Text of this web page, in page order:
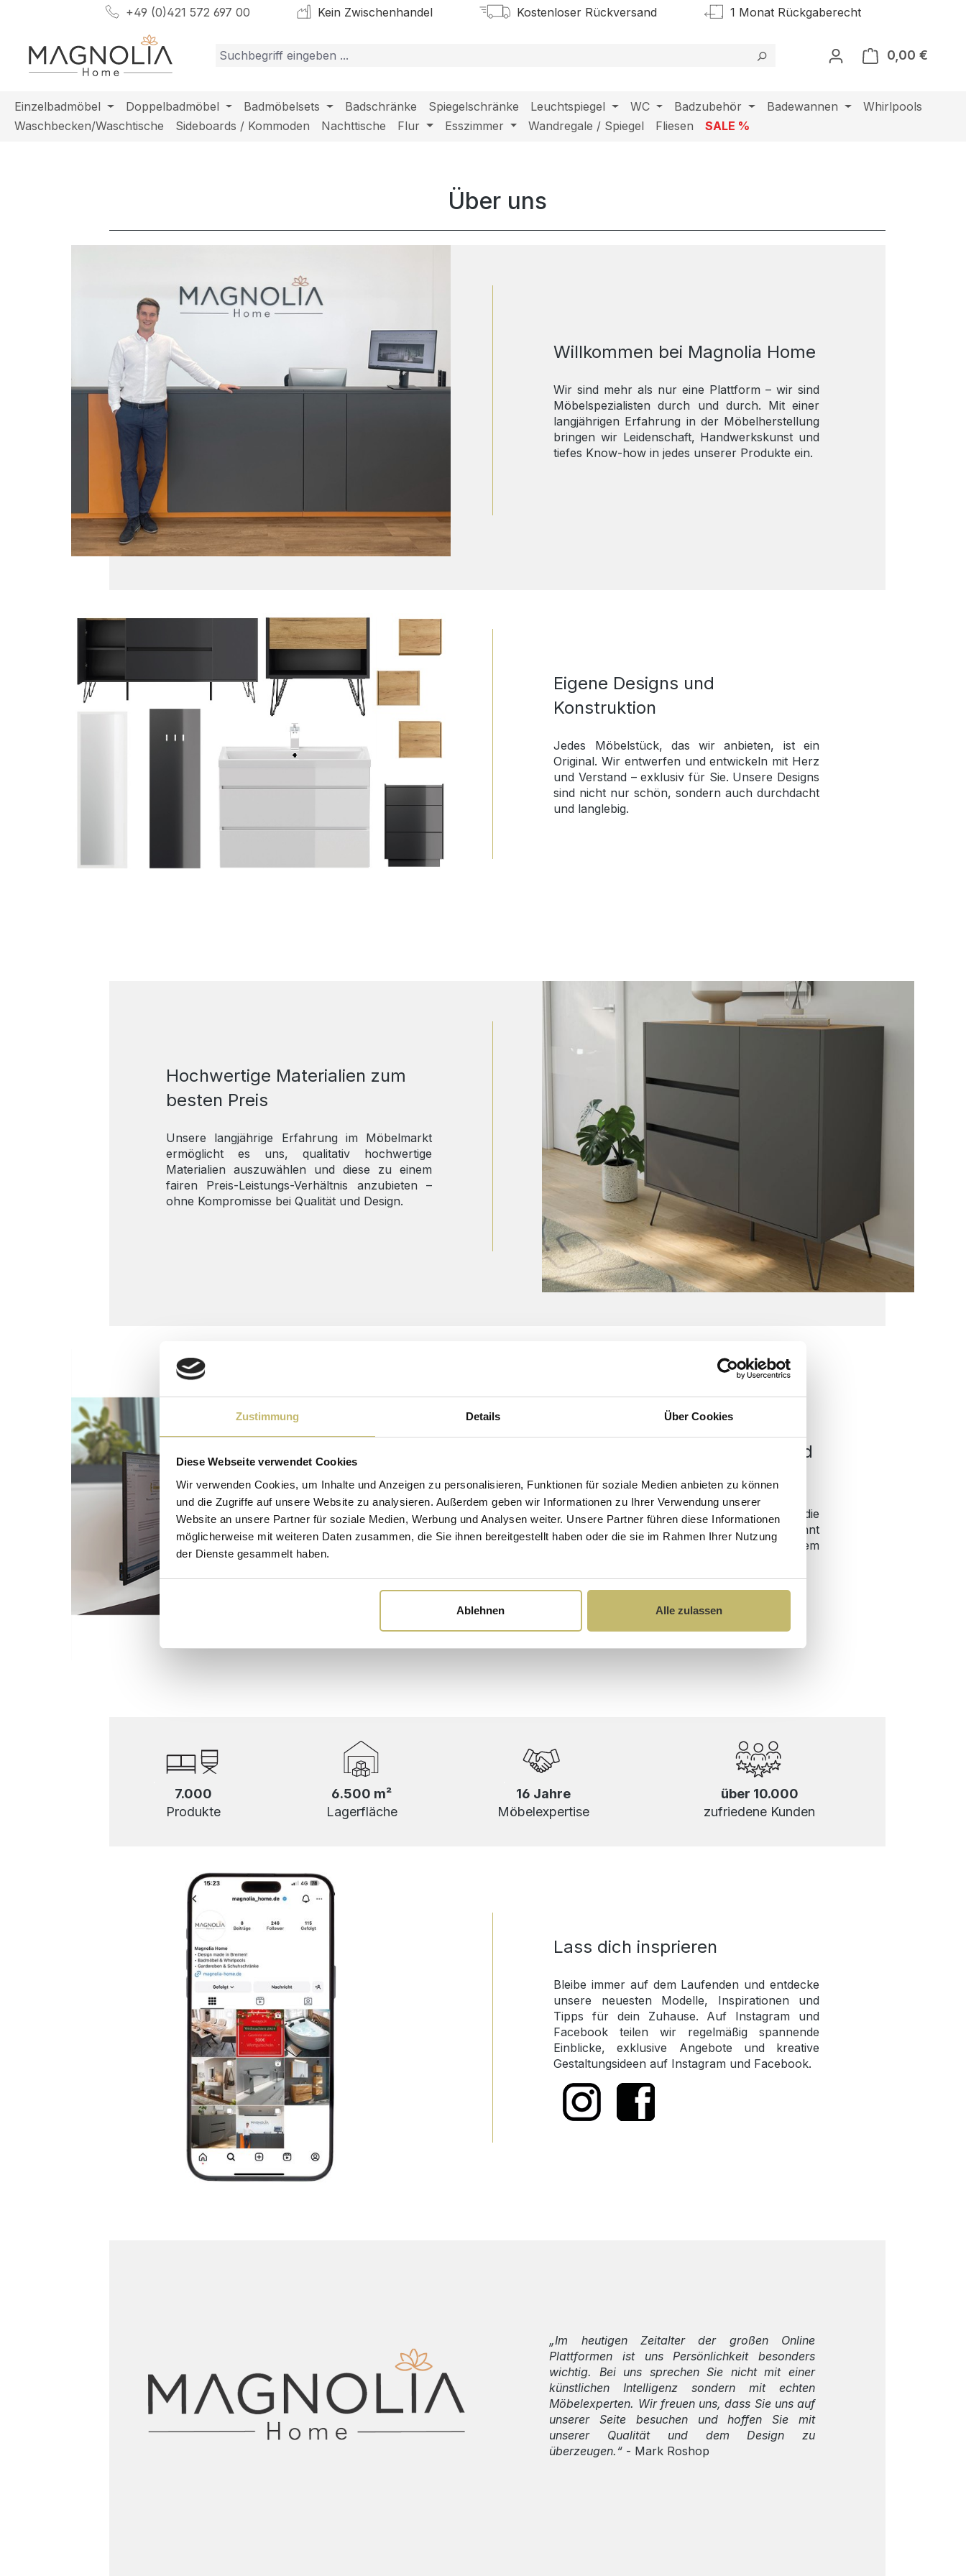
Zustimmung Details Über Cookies
Diese Webseite verwendet Cookies
Wir verwenden Cookies, um Inhalte und Anzeigen zu personalisieren, Funktionen für soziale Medien anbieten zu können
und die Zugriffe auf unsere Website zu analysieren. Außerdem geben wir Informationen zu Ihrer Verwendung unserer
Website an unsere Partner für soziale Medien, Werbung und Analysen weiter. Unsere Partner führen diese Informationen
möglicherweise mit weiteren Daten zusammen, die Sie ihnen bereitgestellt haben oder die sie im Rahmen Ihrer Nutzung
der Dienste gesammelt haben.
Ablehnen Alle zulassen
Hauptinhalt springen
Zur Suche springen
Zur Hauptnavigation springen+49 (0)421 572 697 00 Kein Zwischenhandel Kostenloser Rückversand 1 Monat Rückgaberecht
0,00 €
Einzelbadmöbel Doppelbadmöbel Badmöbelsets Badschränke Spiegelschränke Leuchtspiegel WC Badzubehör Badewannen
Whirlpools
Waschbecken/Waschtische
Sideboards / Kommoden Nachttische Flur Esszimmer Wandregale / Spiegel Fliesen SALE %
Über uns
Willkommen bei Magnolia Home
Wir sind mehr als nur eine Plattform – wir sind
Möbelspezialisten durch und durch. Mit einer
langjährigen Erfahrung in der Möbelherstellung
bringen wir Leidenschaft, Handwerkskunst und
tiefes Know-how in jedes unserer Produkte ein.
Eigene Designs und
Konstruktion
Jedes Möbelstück, das wir anbieten, ist ein
Original. Wir entwerfen und entwickeln mit Herz
und Verstand – exklusiv für Sie. Unsere Designs
sind nicht nur schön, sondern auch durchdacht
und langlebig.
Hochwertige Materialien zum
besten Preis
Unsere langjährige Erfahrung im Möbelmarkt
ermöglicht es uns, qualitativ hochwertige
Materialien auszuwählen und diese zu einem
fairen Preis-Leistungs-Verhältnis anzubieten –
ohne Kompromisse bei Qualität und Design.
Unser Kundenservice - Wir sind
für Sie da
Unser Service-Team ist direkt in die
Produktentwicklung eingebunden und kennt
jedes Detail – für Beratung auf höchstem
7.000
Produkte
6.500 m²
Lagerfläche
16 Jahre
Möbelexpertise
über 10.000
zufriedene Kunden
Lass dich insprieren
Bleibe immer auf dem Laufenden und entdecke
unsere neuesten Modelle, Inspirationen und
Tipps für dein Zuhause. Auf Instagram und
Facebook teilen wir regelmäßig spannende
Einblicke, exklusive Angebote und kreative
Gestaltungsideen auf Instagram und Facebook.
„Im heutigen Zeitalter der großen Online
Plattformen ist uns Persönlichkeit besonders
wichtig. Bei uns sprechen Sie nicht mit einer
künstlichen Intelligenz sondern mit echten
Möbelexperten. Wir freuen uns, dass Sie uns auf
unserer Seite besuchen und hoffen Sie mit
unserer Qualität und dem Design zu
überzeugen.“ - Mark Roshop